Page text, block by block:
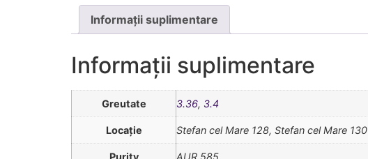
Informații suplimentare
Informații suplimentare
Greutate 3.36, 3.4
Locație Stefan cel Mare 128, Stefan cel Mare 130